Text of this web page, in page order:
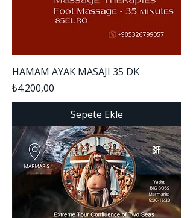
HAMAM AYAK MASAJI 35 DK
Fiyat
₺4.200,00
Sepete Ekle